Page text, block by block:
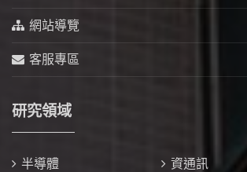
網站導覽
客服專區
研究領域
半導體 資通訊